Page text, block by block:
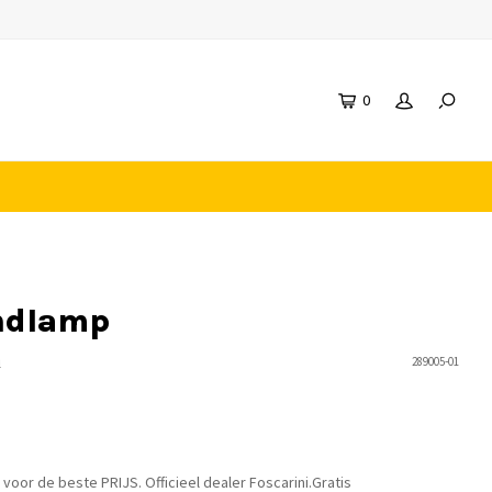
0
289005-01
de beste PRIJS. Officieel dealer Foscarini.Gratis